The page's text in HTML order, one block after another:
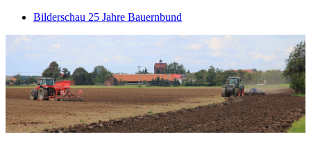
Bilderschau 25 Jahre Bauernbund